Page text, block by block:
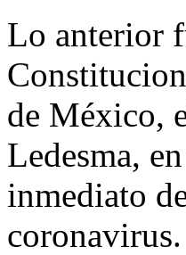
Lo anterior
de México,
Ledesma,
inmediato
coronavirus.